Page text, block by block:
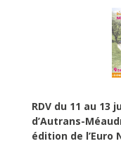
RDV du 11 au 13
d’Autrans-
édition de l’Euro